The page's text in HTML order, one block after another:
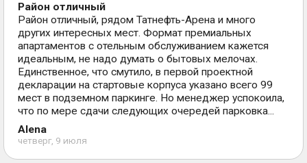
Район отличный
Район отличный, рядом Татнефть-Арена и много
других интересных мест. Формат премиальных
апартаментов с отельным обслуживанием кажется
идеальным, не надо думать о бытовых мелочах.
Единственное, что смутило, в первой проектной
декларации на стартовые корпуса указано всего 99
мест в подземном паркинге. Но менеджер успокоила,
что по мере сдачи следующих очередей парковка...
Alena
четверг, 9 июля